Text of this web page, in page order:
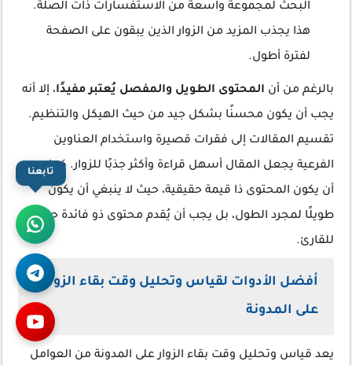
البحث لمجموعة واسعة من الاستفسارات ذات الصلة.
هذا يجذب المزيد من الزوار الذين يبقون على الصفحة
لفترة أطول.
بالرغم من أن المحتوى الطويل والمفصل يُعتبر مفيدًا، إلا أنه
يجب أن يكون محسنًا بشكل جيد من حيث الهيكل والتنظيم.
تقسيم المقالات إلى فقرات قصيرة واستخدام العناوين
الفرعية يجعل المقال أسهل قراءة وأكثر جذبًا للزوار. كما يجب
أن يكون المحتوى ذا قيمة حقيقية، حيث لا ينبغي أن يكون
طويلًا لمجرد الطول، بل يجب أن يُقدم محتوى ذو فائدة حقيقية
للقارئ.
أفضل الأدوات لقياس وتحليل وقت بقاء الزوار
على المدونة
يعد قياس وتحليل وقت بقاء الزوار على المدونة من العوامل
تابعنا